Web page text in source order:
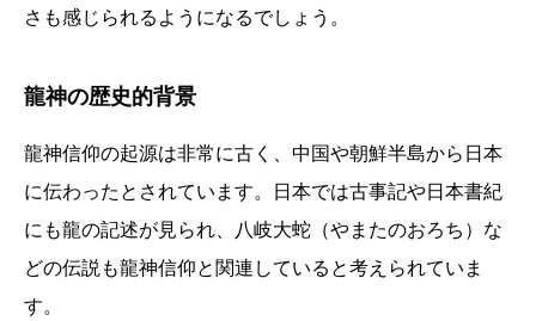
さも感じられるようになるでしょう。
龍神の歴史的背景
龍神信仰の起源は非常に古く、中国や朝鮮半島から日本
に伝わったとされています。日本では古事記や日本書紀
にも龍の記述が見られ、八岐大蛇（やまたのおろち）な
どの伝説も龍神信仰と関連していると考えられていま
す。